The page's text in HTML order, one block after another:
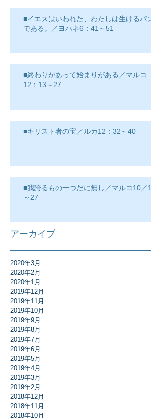
■イエスはいわれた、わたしは生けるパン
である。／ヨハネ6：41～51
■終わりがあって始まりがある／マルコ
12：13～27
■キリスト者の宝／ルカ12：32～40
■我誇るもの一つだに無し／マルコ10／17
～27
アーカイブ
2020年3月
2020年2月
2020年1月
2019年12月
2019年11月
2019年10月
2019年9月
2019年8月
2019年7月
2019年6月
2019年5月
2019年4月
2019年3月
2019年2月
2018年12月
2018年11月
2018年10月